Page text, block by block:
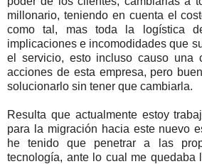
millonario, teniendo en cuenta el
como tal, mas toda la logística
implicaciones e incomodidades que
el servicio, esto incluso causo una
acciones de esta empresa, pero
solucionarlo sin tener que cambiarla.
Resulta que actualmente estoy
para la migración hacia este nuevo
he tenido que penetrar a las
tecnología, ante lo cual me quedaba